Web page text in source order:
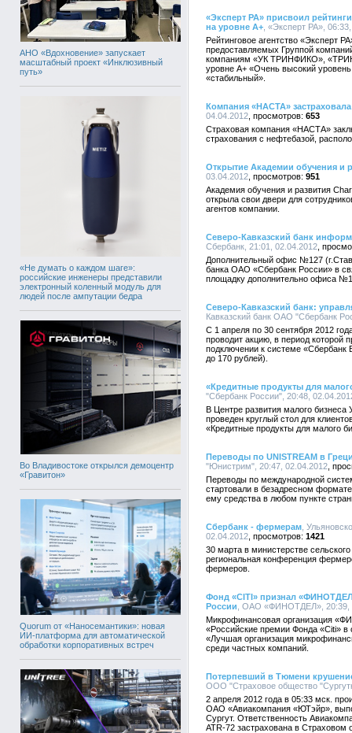
АНО «Вдохновение» запускает
масштабный проект «Инклюзивный
путь»
«Не думать о каждом шаге»:
российские инженеры представили
электронный коленный модуль для
людей после ампутации бедра
Во Владивостоке открылся демоцентр
«Гравитон»
Quorum от «Наносемантики»: новая
ИИ-платформа для автоматической
обработки корпоративных встреч
«Эксперт РА» присвоил
на уровне А+ , «Эксперт РА»,
Рейтинговое агентство «Эксперт
предоставляемых Группой
компаниям «УК ТРИНФИКО»,
уровне А+ «Очень высокий
«стабильный».
Компания «НАСТА»
04.04.2012
653
Страховая компания «НАСТА»
страхования с нефтебазой,
Открытие Академии обучения и
03.04.2012
951
Академия обучения и развития
открыла свои двери для
агентов компании.
Северо-Кавказский банк
Сбербанк, 21:01, 02.04.2012
Дополнительный офис №127
банка ОАО «Сбербанк России» в
площадку дополнительно офиса
Северо-Кавказский банк:
Кавказский банк ОАО "Сбербанк
С 1 апреля по 30 сентября 2012
проводит акцию, в период которой
подключении к системе «Сбербанк
до 170 рублей).
«Кредитные продукты для
"Сбербанк России", 20:48,
В Центре развития малого бизнеса
проведен круглый стол для
«Кредитные продукты для малого
Переводы по UNISTREAM в
"Юнистрим", 20:47, 02.04.2012
Переводы по международной
стартовали в безадресном
ему средства в любом пункте
Сбербанк - фермерам ,
02.04.2012
1421
30 марта в министерстве
региональная конференция
фермеров.
Фонд «CITI» признал
России , ОАО «ФИНОТДЕЛ», 20:39,
Микрофинансовая организация
«Российские премии Фонда «Citi» в
«Лучшая организация
среди частных компаний.
Потерпевший в Тюмени
ООО "Страховое общество
2 апреля 2012 года в 05:33 мск.
ОАО «Авиакомпания «ЮТэйр»,
Сургут. Ответственность
ATR-72 застрахована в Страховом